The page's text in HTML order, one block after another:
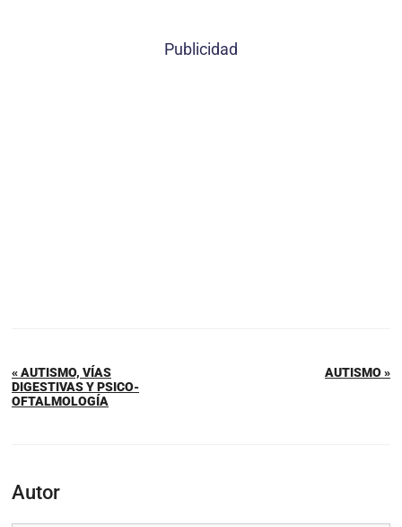
Publicidad
« AUTISMO, VÍAS
DIGESTIVAS Y PSICO-
OFTALMOLOGÍA
AUTISMO »
Autor